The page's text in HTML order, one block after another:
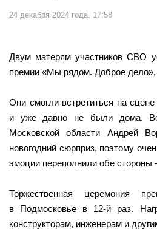
24 декабря 2024 года, 17:58
Двум матерям участников СВО
премии «Мы рядом. Доброе
Они смогли встретиться на
и уже давно не были дома.
Московской области Андрей
новогодний сюрприз, поэтому
эмоции переполнили обе
Торжественная церемония
в Подмосковье в 12-й раз.
конструкторам, инженерам и